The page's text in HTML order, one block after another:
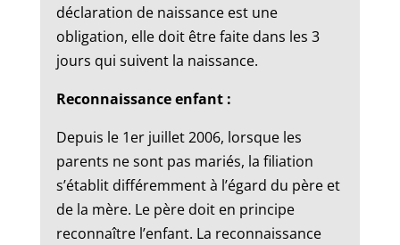
déclaration de naissance est une
obligation, elle doit être faite dans les 3
jours qui suivent la naissance.
Reconnaissance enfant :
Depuis le 1er juillet 2006, lorsque les
parents ne sont pas mariés, la filiation
s’établit différemment à l’égard du père et
de la mère. Le père doit en principe
reconnaître l’enfant. La reconnaissance